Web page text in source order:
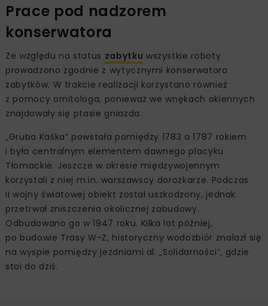
Prace pod nadzorem
konserwatora
Ze względu na status zabytku wszystkie roboty
prowadzono zgodnie z wytycznymi konserwatora
zabytków. W trakcie realizacji korzystano również
z pomocy ornitologa, ponieważ we wnękach okiennych
znajdowały się ptasie gniazda.
„Gruba Kaśka” powstała pomiędzy 1783 a 1787 rokiem
i była centralnym elementem dawnego placyku
Tłomackie. Jeszcze w okresie międzywojennym
korzystali z niej m.in. warszawscy dorożkarze. Podczas
II wojny światowej obiekt został uszkodzony, jednak
przetrwał zniszczenia okolicznej zabudowy.
Odbudowano go w 1947 roku. Kilka lat później,
po budowie Trasy W-Z, historyczny wodozbiór znalazł się
na wyspie pomiędzy jezdniami al. „Solidarności”, gdzie
stoi do dziś.